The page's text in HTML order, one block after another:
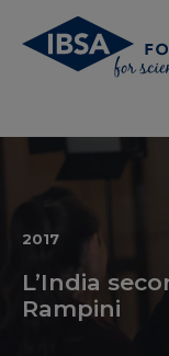
2017
L’India
Rampini